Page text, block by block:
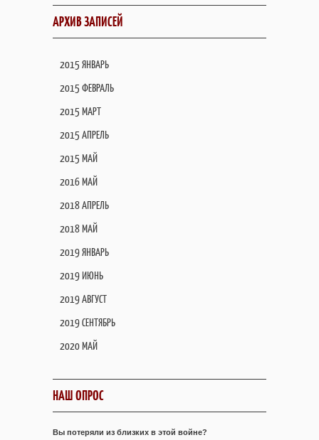
АРХИВ ЗАПИСЕЙ
2015 ЯНВАРЬ
2015 ФЕВРАЛЬ
2015 МАРТ
2015 АПРЕЛЬ
2015 МАЙ
2016 МАЙ
2018 АПРЕЛЬ
2018 МАЙ
2019 ЯНВАРЬ
2019 ИЮНЬ
2019 АВГУСТ
2019 СЕНТЯБРЬ
2020 МАЙ
НАШ ОПРОС
Вы потеряли из близких в этой войне?